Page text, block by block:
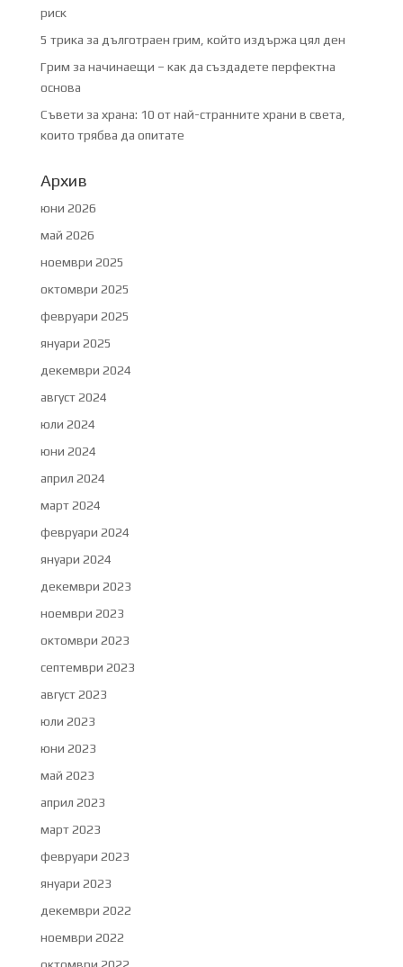
риск
5 трика за дълготраен грим, който издържа цял ден
Грим за начинаещи – как да създадете перфектна
основа
Съвети за храна: 10 от най-странните храни в света,
които трябва да опитате
Архив
юни 2026
май 2026
ноември 2025
октомври 2025
февруари 2025
януари 2025
декември 2024
август 2024
юли 2024
юни 2024
април 2024
март 2024
февруари 2024
януари 2024
декември 2023
ноември 2023
октомври 2023
септември 2023
август 2023
юли 2023
юни 2023
май 2023
април 2023
март 2023
февруари 2023
януари 2023
декември 2022
ноември 2022